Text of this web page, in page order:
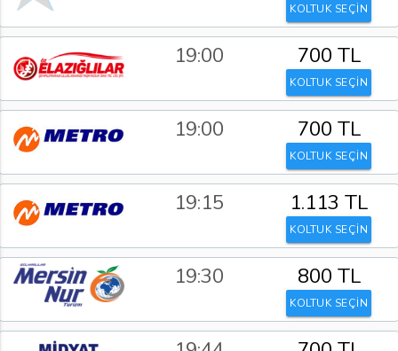
KOLTUK SEÇİN
19:00 700 TL
KOLTUK SEÇİN
19:00 700 TL
KOLTUK SEÇİN
19:15 1.113 TL
KOLTUK SEÇİN
19:30 800 TL
KOLTUK SEÇİN